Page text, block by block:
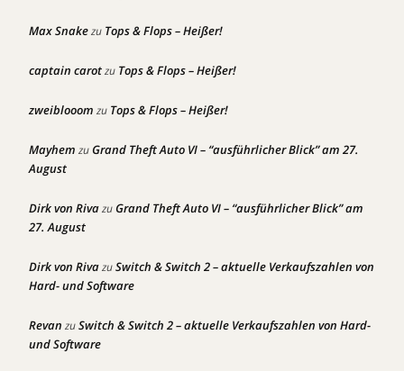
Max Snakezu Tops & Flops – Heißer!
captain carotzu Tops & Flops – Heißer!
zweiblooom zu Tops & Flops – Heißer!
Mayhem zuGrand Theft Auto VI – “ausführlicher Blick” am 27.
August
Dirk von RivazuGrand Theft Auto VI – “ausführlicher Blick” am
27. August
Dirk von RivazuSwitch & Switch 2 – aktuelle Verkaufszahlen von
Hard- und Software
Revan zuSwitch & Switch 2 – aktuelle Verkaufszahlen von Hard-
und Software